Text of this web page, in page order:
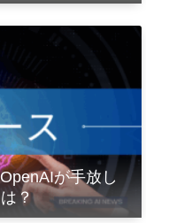
が手放し
？